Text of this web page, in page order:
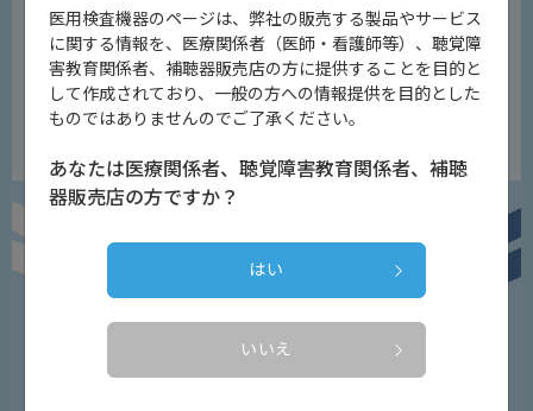
医用検査機器のページは、弊社の販売する製品やサービス
に関する情報を、医療関係者（医師・看護師等）、聴覚障
害教育関係者、補聴器販売店の方に提供することを目的と
して作成されており、一般の方への情報提供を目的とした
ものではありませんのでご了承ください。
あなたは医療関係者、聴覚障害教育関係者、補聴
器販売店の方ですか？
はい
いいえ
医療従事者向けの専門性の高いコンテンツをお届けするため
の会員制WEBサイトです。
※医療従事者以外の方はご登録いただけませんのでご了承ください。